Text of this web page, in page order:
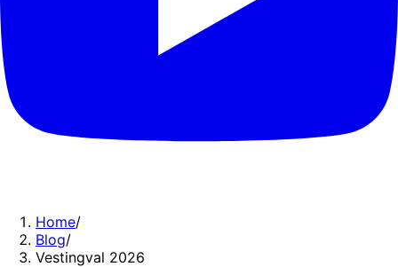
Home/
Blog/
Vestingval 2026